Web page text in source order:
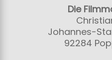
Die
Johannes-
92284